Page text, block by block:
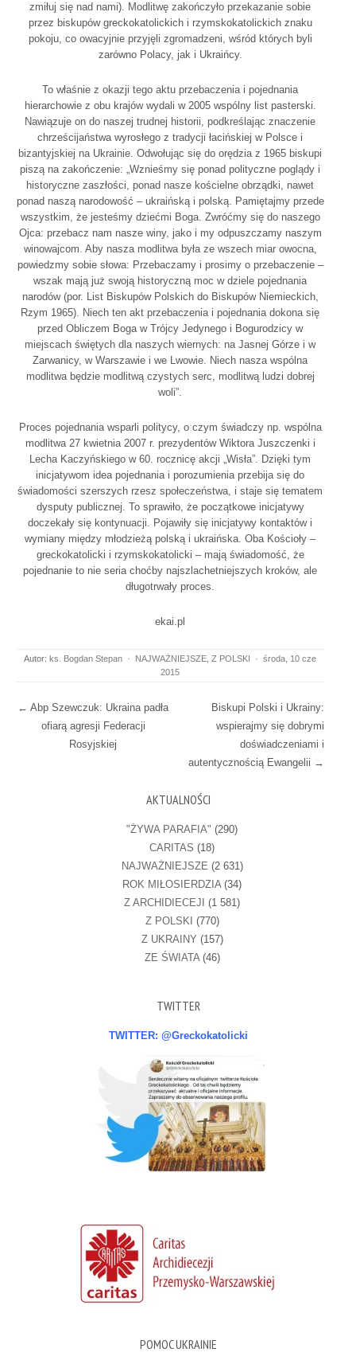
zmiłuj się nad nami). Modlitwę zakończyło przekazanie sobie
przez biskupów greckokatolickich i rzymskokatolickich znaku
pokoju, co owacyjnie przyjęli zgromadzeni, wśród których byli
zarówno Polacy, jak i Ukraińcy.
To właśnie z okazji tego aktu przebaczenia i pojednania
hierarchowie z obu krajów wydali w 2005 wspólny list pasterski.
Nawiązuje on do naszej trudnej historii, podkreślając znaczenie
chrześcijaństwa wyrosłego z tradycji łacińskiej w Polsce i
bizantyjskiej na Ukrainie. Odwołując się do orędzia z 1965 biskupi
piszą na zakończenie: „Wznieśmy się ponad polityczne poglądy i
historyczne zaszłości, ponad nasze kościelne obrządki, nawet
ponad naszą narodowość – ukraińską i polską. Pamiętajmy przede
wszystkim, że jesteśmy dziećmi Boga. Zwróćmy się do naszego
Ojca: przebacz nam nasze winy, jako i my odpuszczamy naszym
winowajcom. Aby nasza modlitwa była ze wszech miar owocna,
powiedzmy sobie słowa: Przebaczamy i prosimy o przebaczenie –
wszak mają już swoją historyczną moc w dziele pojednania
narodów (por. List Biskupów Polskich do Biskupów Niemieckich,
Rzym 1965). Niech ten akt przebaczenia i pojednania dokona się
przed Obliczem Boga w Trójcy Jedynego i Bogurodzicy w
miejscach świętych dla naszych wiernych: na Jasnej Górze i w
Zarwanicy, w Warszawie i we Lwowie. Niech nasza wspólna
modlitwa będzie modlitwą czystych serc, modlitwą ludzi dobrej
woli”.
Proces pojednania wsparli politycy, o czym świadczy np. wspólna
modlitwa 27 kwietnia 2007 r. prezydentów Wiktora Juszczenki i
Lecha Kaczyńskiego w 60. rocznicę akcji „Wisła”. Dzięki tym
inicjatywom idea pojednania i porozumienia przebija się do
świadomości szerszych rzesz społeczeństwa, i staje się tematem
dysputy publicznej. To sprawiło, że początkowe inicjatywy
doczekały się kontynuacji. Pojawiły się inicjatywy kontaktów i
wymiany między młodzieżą polską i ukraińska. Oba Kościoły –
greckokatolicki i rzymskokatolicki – mają świadomość, że
pojednanie to nie seria choćby najszlachetniejszych kroków, ale
długotrwały proces.
ekai.pl
Autor: ks. Bogdan Stepan · NAJWAŻNIEJSZE Z POLSKI · środa, 10 cze
2015
Post navigation
← Abp Szewczuk: Ukraina padła
ofiarą agresji Federacji
Rosyjskiej
Biskupi Polski i Ukrainy:
wspierajmy się dobrymi
doświadczeniami i
autentycznością Ewangelii →
AKTUALNOŚCI
"ŻYWA PARAFIA" (290)
CARITAS (18)
NAJWAŻNIEJSZE (2 631)
ROK MIŁOSIERDZIA(34)
Z ARCHIDIECEJI (1 581)
Z POLSKI (770)
Z UKRAINY (157)
ZE ŚWIATA(46)
TWITTER
TWITTER: @Greckokatolicki
POMOC UKRAINIE